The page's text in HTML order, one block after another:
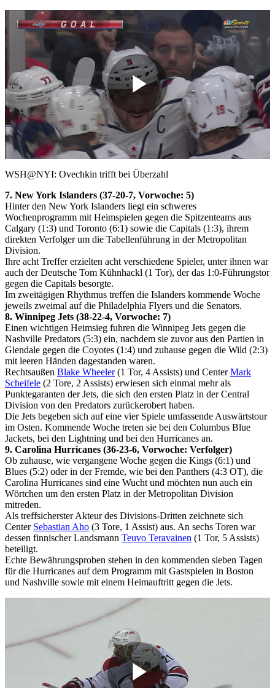
Play
Video
WSH@NYI: Ovechkin trifft bei Überzahl
7. New York Islanders (37-20-7, Vorwoche: 5)
Hinter den New York Islanders liegt ein schweres
Wochenprogramm mit Heimspielen gegen die Spitzenteams aus
Calgary (1:3) und Toronto (6:1) sowie die Capitals (1:3), ihrem
direkten Verfolger um die Tabellenführung in der Metropolitan
Division.
Ihre acht Treffer erzielten acht verschiedene Spieler, unter ihnen war
auch der Deutsche Tom Kühnhackl (1 Tor), der das 1:0-Führungstor
gegen die Capitals besorgte.
Im zweitägigen Rhythmus treffen die Islanders kommende Woche
jeweils zweimal auf die Philadelphia Flyers und die Senators.
8. Winnipeg Jets (38-22-4, Vorwoche: 7)
Einen wichtigen Heimsieg fuhren die Winnipeg Jets gegen die
Nashville Predators (5:3) ein, nachdem sie zuvor aus den Partien in
Glendale gegen die Coyotes (1:4) und zuhause gegen die Wild (2:3)
mit leeren Händen dagestanden waren.
Rechtsaußen Blake Wheeler(1 Tor, 4 Assists) und CenterMark
Scheifele (2 Tore, 2 Assists) erwiesen sich einmal mehr als
Punktegaranten der Jets, die sich den ersten Platz in der Central
Division von den Predators zurückerobert haben.
Die Jets begeben sich auf eine vier Spiele umfassende Auswärtstour
im Osten. Kommende Woche treten sie bei den Columbus Blue
Jackets, bei den Lightning und bei den Hurricanes an.
9. Carolina Hurricanes (36-23-6, Vorwoche: Verfolger)
Ob zuhause, wie vergangene Woche gegen die Kings (6:1) und
Blues (5:2) oder in der Fremde, wie bei den Panthers (4:3 OT), die
Carolina Hurricanes sind eine Wucht und möchten nun auch ein
Wörtchen um den ersten Platz in der Metropolitan Division
mitreden.
Als treffsicherster Akteur des Divisions-Dritten zeichnete sich
Center Sebastian Aho (3 Tore, 1 Assist) aus. An sechs Toren war
dessen finnischer Landsmann Teuvo Teravainen (1 Tor, 5 Assists)
beteiligt.
Echte Bewährungsproben stehen in den kommenden sieben Tagen
für die Hurricanes auf dem Programm mit Gastspielen in Boston
und Nashville sowie mit einem Heimauftritt gegen die Jets.